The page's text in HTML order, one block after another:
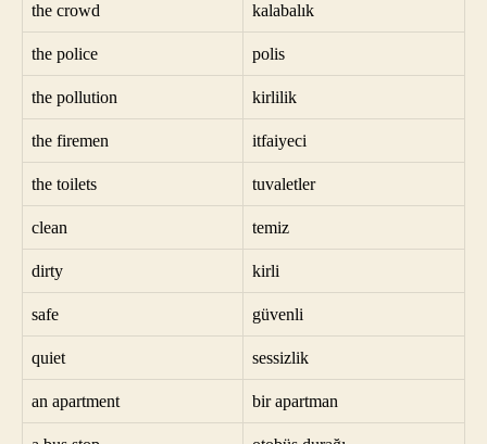
the crowd kalabalık
the police polis
the pollution kirlilik
the firemen itfaiyeci
the toilets tuvaletler
clean temiz
dirty kirli
safe güvenli
quiet sessizlik
an apartment bir apartman